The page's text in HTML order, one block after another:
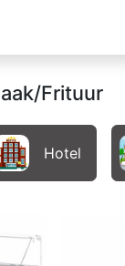
Frituur
Hotel